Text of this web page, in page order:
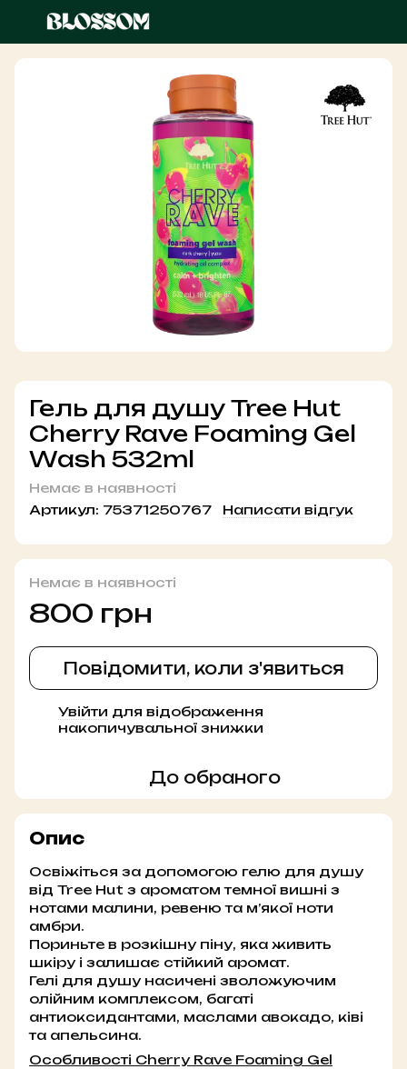
Гель для душу Tree Hut
Cherry Rave Foaming Gel
Wash 532ml
Немає в наявності
Артикул: 75371250767 Написати відгук
Немає в наявності
800 грн
Повідомити, коли з'явиться
Увійти для відображення
накопичувальної знижки
До обраного
Опис
Освіжіться за допомогою гелю для душу
від Tree Hut з ароматом темної вишні з
нотами малини, ревеню та м’якої ноти
амбри.
Пориньте в розкішну піну, яка живить
шкіру і залишає стійкий аромат.
Гелі для душу насичені зволожуючим
олійним комплексом, багаті
антиоксидантами, маслами авокадо, ківі
та апельсина.
Особливості Cherry Rave Foaming Gel